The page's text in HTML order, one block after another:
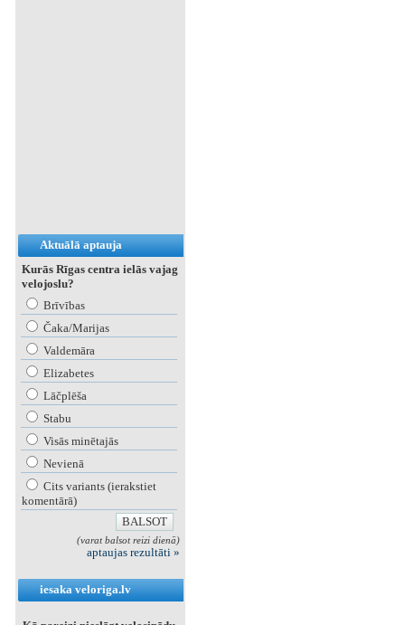
Aktuālā aptauja
Kurās Rīgas centra ielās vajag
velojoslu?
Brīvības
Čaka/Marijas
Valdemāra
Elizabetes
Lāčplēša
Stabu
Visās minētajās
Nevienā
Cits variants (ierakstiet
komentārā)
(varat balsot reizi dienā)
aptaujas rezultāti »
iesaka veloriga.lv